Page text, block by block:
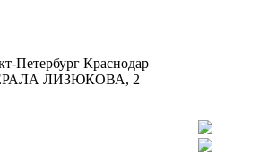
Петербург Краснодар
ЛИЗЮКОВА, 2